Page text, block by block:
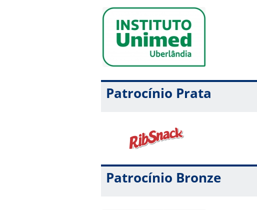
Patrocínio Prata
Patrocínio Bronze